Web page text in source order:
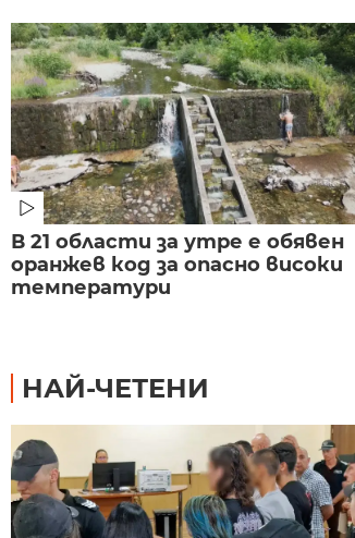
В 21 области за утре е обявен
оранжев код за опасно високи
температури
НАЙ-ЧЕТЕНИ